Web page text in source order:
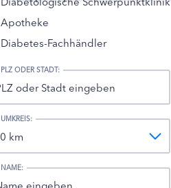
Apotheke
Diabetes-Fachhändler
PLZ ODER STADT:
UMKREIS:
NAME: